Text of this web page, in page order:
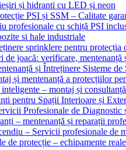
și hidranti cu LED și neon
PSI și SSM – Calitate
profesionale cu schiță PSI
si hale industriale
sprinklere pentru protecția
joacă: verificare, mentenanță
și Întreținere Sisteme
și mentenanță a protecțiilor
– montaj și
pentru Spații Interioare și
Profesionale de Diagnostic
– mentenanță și reparații
– Servicii profesionale de
de protecție – echipamente